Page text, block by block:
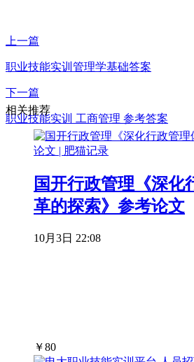
上一篇
职业技能实训管理学基础答案
下一篇
职业技能实训 工商管理 参考答案
相关推荐
国开行政管理《深化
革的探索》参考论文
10月3日 22:08
￥80